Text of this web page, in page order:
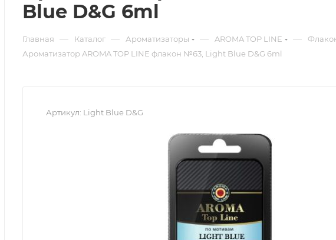
Blue D&G 6ml
Главная — Каталог — Ароматизаторы — AROMA TOP LINE —
Ароматизатор AROMA TOP LINE флакон №63, Light Blue D&G 6ml
Артикул: Light Blue D&G